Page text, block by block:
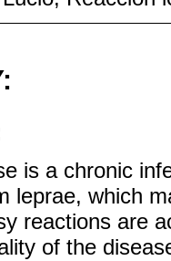
is a chronic
leprae, which
reactions are
of the